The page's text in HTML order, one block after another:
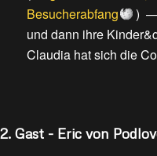
Besucherabfang
)
und dann ihre
Claudia hat sich die
2. Gast - Eric von